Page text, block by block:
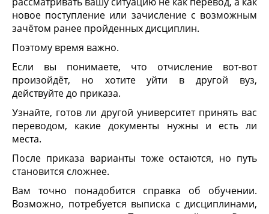
новое поступление или зачисление с возможным
зачётом ранее пройденных дисциплин.
Поэтому время важно.
Если вы понимаете, что отчисление вот-вот
произойдёт, но хотите уйти в другой вуз,
действуйте до приказа.
Узнайте, готов ли другой университет принять вас
переводом, какие документы нужны и есть ли
места.
После приказа варианты тоже остаются, но путь
становится сложнее.
Вам точно понадобится справка об обучении.
Возможно, потребуется выписка с дисциплинами,